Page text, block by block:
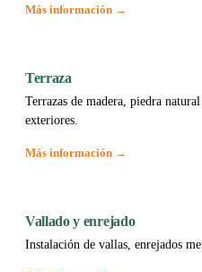
Más información →
Terraza
Terrazas de madera, piedra
exteriores.
Más información →
Vallado y enrejado
Instalación de vallas, enrejados